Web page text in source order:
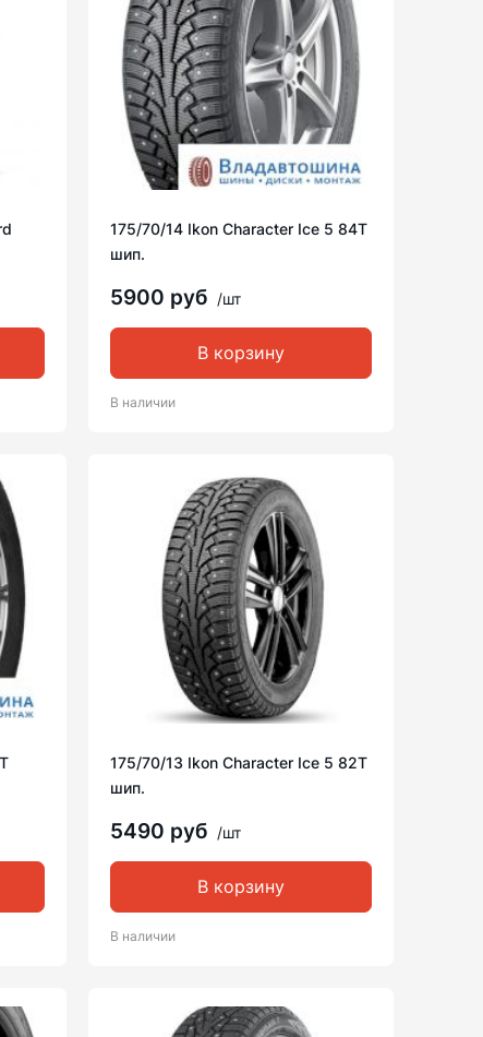
175/70/14 Ikon Character Ice 5 84T
шип.
5900 руб /шт
В корзину
В наличии
175/70/13 Ikon Character Ice 5 82T
шип.
5490 руб /шт
В корзину
В наличии